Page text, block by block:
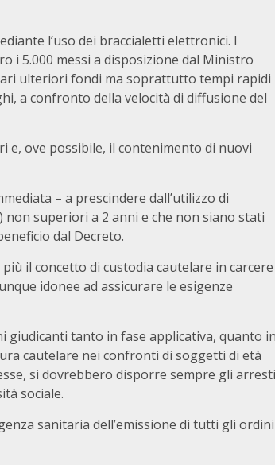
l’uso dei braccialetti elettronici. I
i 5.000 messi a disposizione dal Ministro
ulteriori fondi ma soprattutto tempi rapidi
a confronto della velocità di diffusione del
e, ove possibile, il contenimento di nuovi
– a prescindere dall’utilizzo di
superiori a 2 anni e che non siano stati
dal Decreto.
il concetto di custodia cautelare in carcere
idonee ad assicurare le esigenze
giudicanti tanto in fase applicativa, quanto in
cautelare nei confronti di soggetti di età
si dovrebbero disporre sempre gli arresti
sociale.
sanitaria dell’emissione di tutti gli ordini